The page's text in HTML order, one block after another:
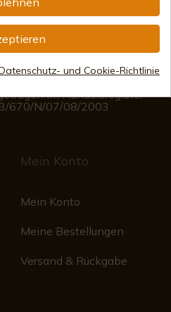
im Handelsregister
670/N/07/08/2003
Mein Konto
Mein Konto
Meine Bestellungen
Versand & Rückgabe
und Cookie-Richtlinie